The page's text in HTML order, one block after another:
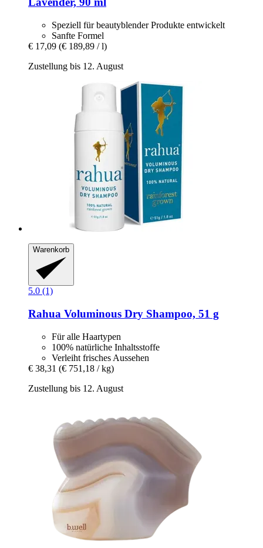
Speziell für beautyblender Produkte entwickelt
Sanfte Formel
€ 17,09 (€ 189,89 / l)
Zustellung bis 12. August
Warenkorb
5.0 (1)
Rahua Voluminous Dry Shampoo, 51 g
Für alle Haartypen
100% natürliche Inhaltsstoffe
Verleiht frisches Aussehen
€ 38,31 (€ 751,18 / kg)
Zustellung bis 12. August